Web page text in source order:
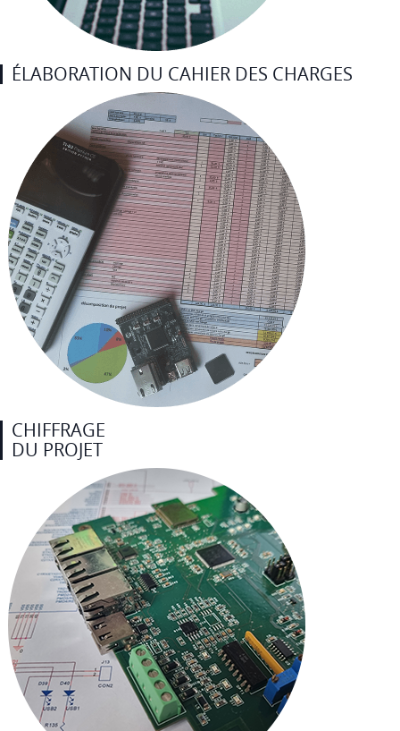
ÉLABORATION DU CAHIER DES CHARGES
CHIFFRAGE
DU PROJET